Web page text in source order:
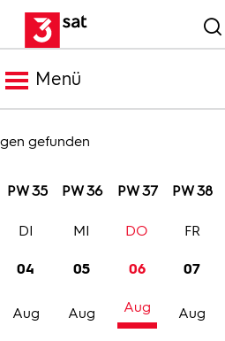
Menü
Programm
Trailer
gefunden
PW 35 PW 36 PW 37 PW 38
04
Aug
DI
05
Aug
MI
06
Aug
DO
07
Aug
FR